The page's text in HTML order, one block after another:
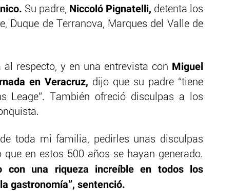
Su padre, Niccoló Pignatelli, detenta los
Duque de Terranova, Marques del Valle de
respecto, y en una entrevista con Miguel
en Veracruz, dijo que su padre “tiene
Leage”. También ofreció disculpas a los
toda mi familia, pedirles unas disculpas
en estos 500 años se hayan generado.
con una riqueza increíble en todos los
gastronomía”, sentenció.